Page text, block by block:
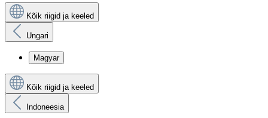
Kõik riigid ja keeled
Ungari
Magyar
Kõik riigid ja keeled
Indoneesia